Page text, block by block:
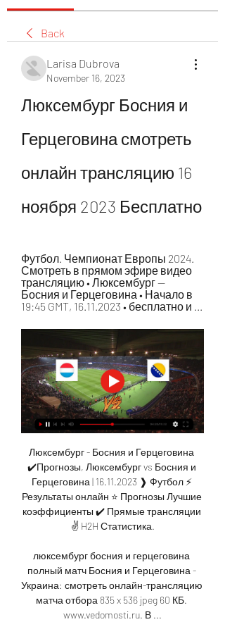
Back
Larisa Dubrova
November 16, 2023
Люксембург Босния и
Герцеговина смотреть
онлайн трансляцию 16
ноября 2023 Бесплатно
Футбол. Чемпионат Европы 2024.
Смотреть в прямом эфире видео
трансляцию • Люксембург —
Босния и Герцеговина • Начало в
19:45 GMT, 16.11.2023 • бесплатно и ...
Люксембург - Босния и Герцеговина
✔️Прогнозы, Люксембург vs Босния и
Герцеговина | 16.11.2023 ❱ Футбол ⚡
Результаты онлайн ⭐ Прогнозы Лучшие
коэффициенты ✔️ Прямые трансляции
✌ H2H Статистика.
люксембург босния и герцеговина
полный матч Босния и Герцеговина -
Украина: смотреть онлайн-трансляцию
матча отбора 835 x 536 jpeg 60 КБ.
www.vedomosti.ru. В ...